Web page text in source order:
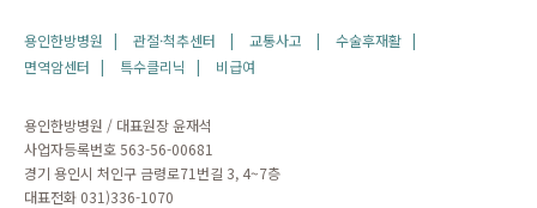
용인한방병원 | 관절·척추센터 | 교통사고 |
수술후재활 |
면역암센터 |
특수클리닉 | 비급여
용인한방병원 / 대표원장 윤재석
사업자등록번호 563-56-00681
경기 용인시 처인구 금령로71번길 3, 4~7층
대표전화 031)336-1070